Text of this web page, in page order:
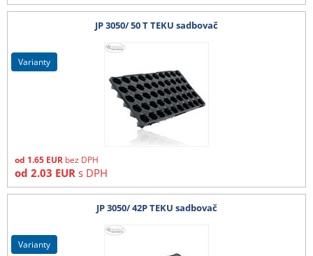
JP 3050/ 50 T TEKU sadbovač
od 1.65 EUR bez DPH
od 2.03 EUR s DPH
varianty
JP 3050/ 42P TEKU sadbovač
varianty